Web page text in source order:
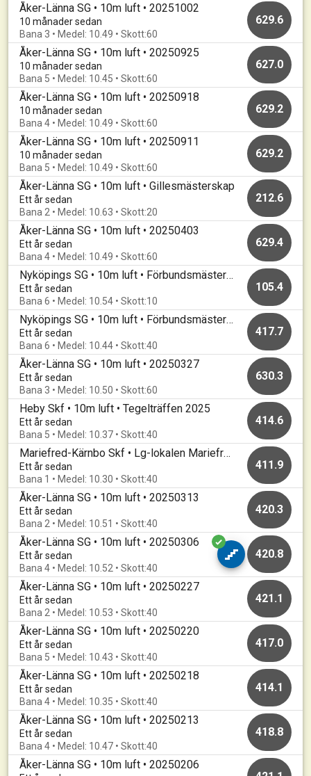
Åker-Länna SG • 10m luft • 20251002
10 månader sedan
Bana 3 • Medel: 10.49 • Skott:60
629.6
Åker-Länna SG • 10m luft • 20250925
10 månader sedan
Bana 5 • Medel: 10.45 • Skott:60
627.0
Åker-Länna SG • 10m luft • 20250918
10 månader sedan
Bana 4 • Medel: 10.49 • Skott:60
629.2
Åker-Länna SG • 10m luft • 20250911
10 månader sedan
Bana 5 • Medel: 10.49 • Skott:60
629.2
Åker-Länna SG • 10m luft • Gillesmästerskap
Ett år sedan
Bana 2 • Medel: 10.63 • Skott:20
212.6
Åker-Länna SG • 10m luft • 20250403
Ett år sedan
Bana 4 • Medel: 10.49 • Skott:60
629.4
Nyköpings SG • 10m luft • Förbundsmästerskap Luftgevär
Ett år sedan
Bana 6 • Medel: 10.54 • Skott:10
105.4
Nyköpings SG • 10m luft • Förbundsmästerskap Luftgevär
Ett år sedan
Bana 6 • Medel: 10.44 • Skott:40
417.7
Åker-Länna SG • 10m luft • 20250327
Ett år sedan
Bana 3 • Medel: 10.50 • Skott:60
630.3
Heby Skf • 10m luft • Tegelträffen 2025
Ett år sedan
Bana 5 • Medel: 10.37 • Skott:40
414.6
Mariefred-Kärnbo Skf • Lg-lokalen Mariefred • 20250322
Ett år sedan
Bana 1 • Medel: 10.30 • Skott:40
411.9
Åker-Länna SG • 10m luft • 20250313
Ett år sedan
Bana 2 • Medel: 10.51 • Skott:40
420.3
Åker-Länna SG • 10m luft • 20250306
Ett år sedan
Bana 4 • Medel: 10.52 • Skott:40
420.8
Åker-Länna SG • 10m luft • 20250227
Ett år sedan
Bana 2 • Medel: 10.53 • Skott:40
421.1
Åker-Länna SG • 10m luft • 20250220
Ett år sedan
Bana 5 • Medel: 10.43 • Skott:40
417.0
Åker-Länna SG • 10m luft • 20250218
Ett år sedan
Bana 4 • Medel: 10.35 • Skott:40
414.1
Åker-Länna SG • 10m luft • 20250213
Ett år sedan
Bana 4 • Medel: 10.47 • Skott:40
418.8
Åker-Länna SG • 10m luft • 20250206